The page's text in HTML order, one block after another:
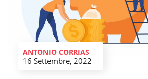
ANTONIO CORRIAS
16 Settembre, 2022